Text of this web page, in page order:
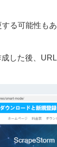
る可能性も
した後、